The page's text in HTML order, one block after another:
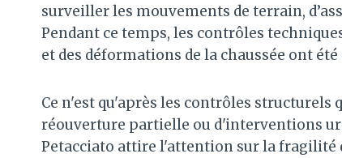
surveiller les mouvements de terrain,
Pendant ce temps, les contrôles
et des déformations de la chaussée ont été
Ce n'est qu'après les contrôles structurels
réouverture partielle ou d'interventions
Petacciato attire l'attention sur la